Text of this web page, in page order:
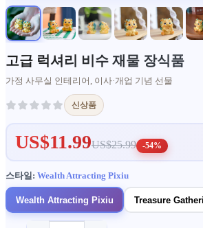
고급 럭셔리 비수 재물 장식품
가정 사무실 인테리어, 이사·개업 기념 선물
신상품
US$11.99US$25.99 -54%
스타일: Wealth Attracting Pixiu
Wealth Attracting Pixiu Treasure